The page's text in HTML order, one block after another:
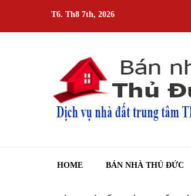
content
T6. Th8 7th, 2026
HOME BÁN NHÀ THỦ ĐỨC